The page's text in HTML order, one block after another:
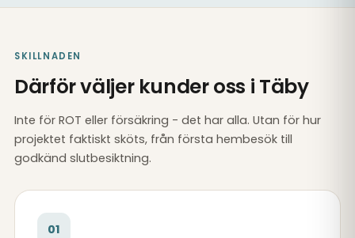
SKILLNADEN
Därför väljer kunder oss i Täby
Inte för ROT eller försäkring - det har alla. Utan för hur
projektet faktiskt sköts, från första hembesök till
godkänd slutbesiktning.
01